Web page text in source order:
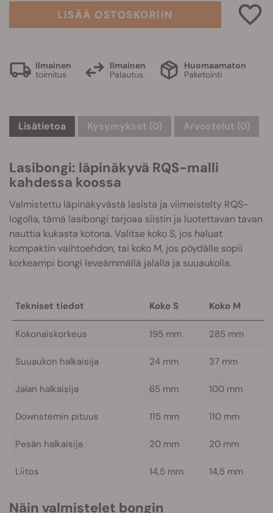
LISÄÄ OSTOSKORIIN
Ilmainen
toimitus
Ilmainen
Palautus
Huomaamaton
Paketointi
Lisätietoa Kysymykset (0) Arvostelut (0)
Lasibongi: läpinäkyvä RQS-malli
kahdessa koossa
Valmistettu läpinäkyvästä lasista ja viimeistelty RQS-
logolla, tämä lasibongi tarjoaa siistin ja luotettavan tavan
nauttia kukasta kotona. Valitse koko S, jos haluat
kompaktin vaihtoehdon, tai koko M, jos pöydälle sopii
korkeampi bongi leveämmällä jalalla ja suuaukolla.
Tekniset tiedot Koko S Koko M
Kokonaiskorkeus 195 mm 285 mm
Suuaukon halkaisija 24 mm 37 mm
Jalan halkaisija 65 mm 100 mm
Downstemin pituus 115 mm 110 mm
Pesän halkaisija 20 mm 20 mm
Liitos 14,5 mm 14,5 mm
Näin valmistelet bongin